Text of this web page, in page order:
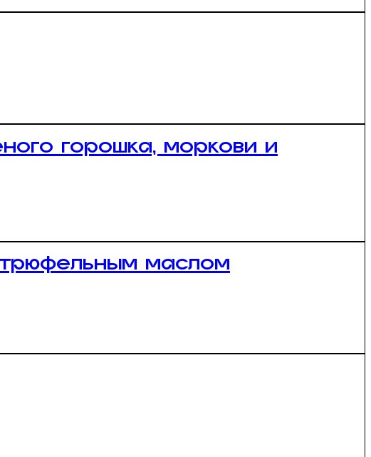
горошка, моркови и
трюфельным маслом